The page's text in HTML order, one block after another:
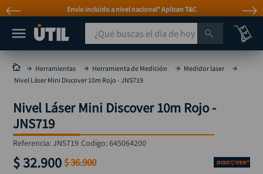
Envío incluido a nivel nacional* Aplican T&C
¿Qué buscas el día de hoy?
Herramientas Herramienta de Medición
Medidor laser
Nivel Láser Mini Discover 10m Rojo - JNS719
Nivel Láser Mini Discover 10m Rojo -
JNS719
Referencia:JN5719 Codigo:645064200
$32.900 $36.900
MÁS BUSCADOS
taladro
taladros pulidoras
compresor
broca
sierra circular